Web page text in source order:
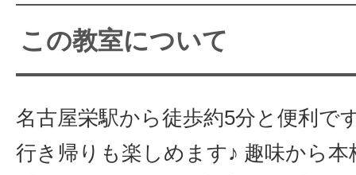
この教室について
名古屋栄駅から徒歩約5分と便利で
行き帰りも楽しめます♪ 趣味から本